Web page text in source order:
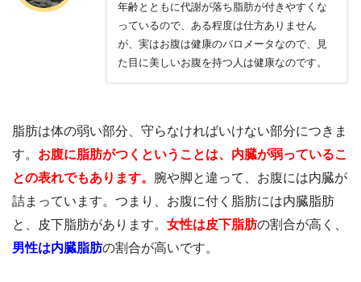
年齢とともに代謝が落ち脂肪が付きやすくな
っているので、ある程度は仕方ありません
が、実はお腹は健康のバロメータなので、見
た目に美しいお腹を持つ人は健康なのです。
脂肪は体の弱い部分、守らなければいけない部分につきま
す。 お腹に脂肪がつくということは、内臓が弱っているこ
との表れでもあります。 腕や脚と違って、お腹には内臓が
詰まっています。つまり、お腹に付く脂肪には内臓脂肪
と、皮下脂肪があります。 女性は皮下脂肪の割合が高く、
男性は内臓脂肪の割合が高いです。